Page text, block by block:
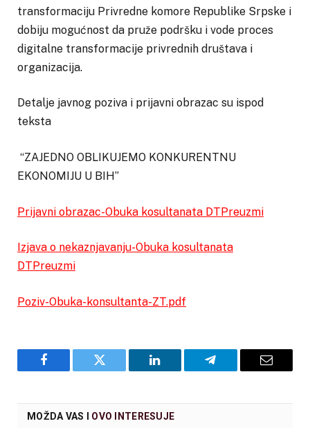
transformaciju Privredne komore Republike Srpske i
dobiju mogućnost da pruže podršku i vode proces
digitalne transformacije privrednih društava i
organizacija.
Detalje javnog poziva i prijavni obrazac su ispod
teksta
“ZAJEDNO OBLIKUJEMO KONKURENTNU
EKONOMIJU U BIH”
Prijavni obrazac-Obuka kosultanata DTPreuzmi
Izjava o nekaznjavanju-Obuka kosultanata
DT Preuzmi
Poziv-Obuka-konsultanta-ZT.pdf
Facebook Twitter LinkedIn Telegram Email
MOŽDA VAS I OVO INTERESUJE